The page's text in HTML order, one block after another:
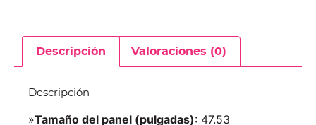
Descripción Valoraciones (0)
Descripción
»Tamaño del panel (pulgadas): 47.53